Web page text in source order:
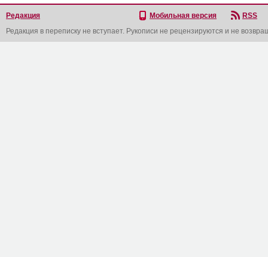
Редакция Мобильная версия
RSS
Редакция в переписку не вступает. Рукописи не рецензируются и не